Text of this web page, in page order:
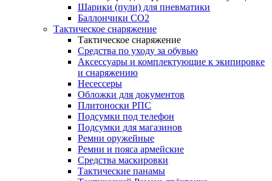
Шарики (пули) для пневматики
Баллончики CO2
Тактическое снаряжение
Тактическое снаряжение
Средства по уходу за обувью
Аксессуары и комплектующие к экипировке
и снаряжению
Несессеры
Обложки для документов
Плитоноски РПС
Подсумки под телефон
Подсумки для магазинов
Ремни оружейные
Ремни и пояса армейские
Средства маскировки
Тактические панамы